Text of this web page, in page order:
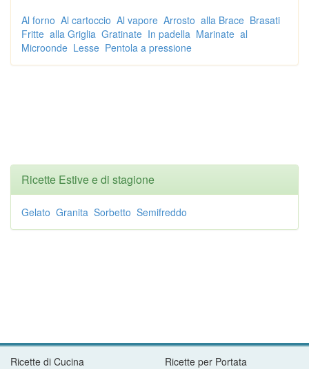
Al forno Al cartoccio Al vapore Arrosto alla Brace Brasati
Fritte alla Griglia Gratinate In padella Marinate al
Microonde Lesse Pentola a pressione
Ricette Estive e di stagione
Gelato Granita Sorbetto Semifreddo
Ricette di Cucina
Ricette per Portata